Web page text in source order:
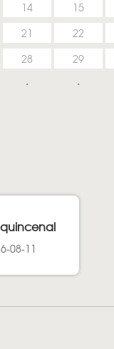
14 15
21 22
28 29
quincenal
08-11